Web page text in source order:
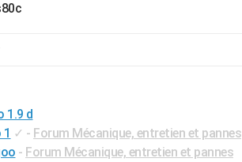
1.9 d
✓ - Forum Mécanique, entretien et pannes
- Forum Mécanique, entretien et pannes